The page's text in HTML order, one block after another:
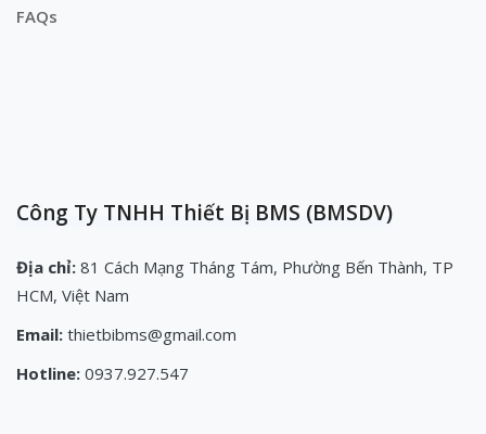
FAQs
Công Ty TNHH Thiết Bị BMS (BMSDV)
Địa chỉ: 81 Cách Mạng Tháng Tám, Phường Bến Thành, TP
HCM, Việt Nam
Email: thietbibms@gmail.com
Hotline: 0937.927.547